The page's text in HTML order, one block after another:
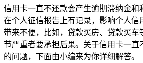
信用卡一直不还款会产生逾期滞纳金和
在个人征信报告上有记录，影响个人信
带来不便，比如，贷款买房、贷款买车
节严重者要承担后果。关于信用卡一直
的问题，下面由小编来为你详细解答。